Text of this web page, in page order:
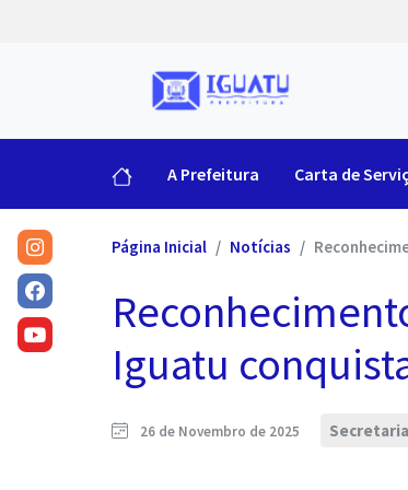
A Prefeitura Carta de
Página Inicial Notícias
Iguatu
26 de Novembro de 2025